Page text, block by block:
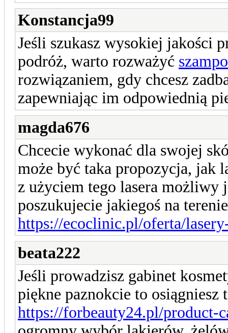
Konstancja99
Jeśli szukasz wysokiej jakości
podróż, warto rozważyć
rozwiązaniem, gdy chcesz
zapewniając im odpowiednią
magda676
Chcecie wykonać dla swojej
może być taka propozycja, jak
z użyciem tego lasera możliwy
poszukujecie jakiegoś na
https://ecoclinic.pl/oferta/
beata222
Jeśli prowadzisz gabinet
piękne paznokcie to osiągniesz
https://forbeauty24.pl/product-